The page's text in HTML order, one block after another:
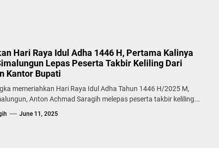
Hari Raya Idul Adha 1446 H, Pertama Kalinya
Lepas Peserta Takbir Keliling Dari
Kantor Bupati
memeriahkan Hari Raya Idul Adha Tahun 1446 H/2025 M,
Anton Achmad Saragih melepas peserta takbir keliling...
June 11, 2025